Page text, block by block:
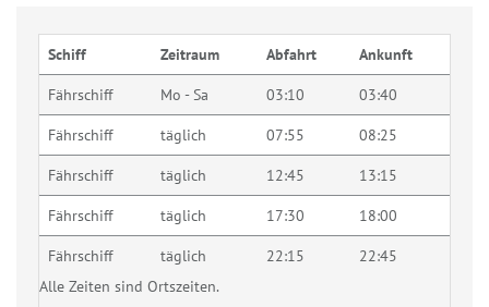
Schiff Zeitraum Abfahrt Ankunft
Fährschiff Mo - Sa 03:10 03:40
Fährschiff täglich 07:55 08:25
Fährschiff täglich 12:45 13:15
Fährschiff täglich 17:30 18:00
Fährschiff täglich 22:15
22:45
Alle Zeiten sind Ortszeiten.